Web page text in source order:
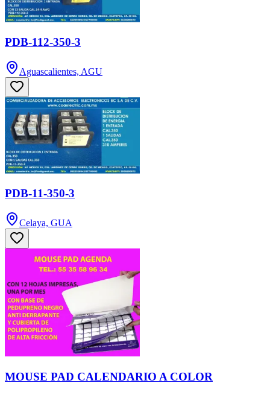
PDB-112-350-3
Aguascalientes, AGU
PDB-11-350-3
Celaya, GUA
MOUSE PAD CALENDARIO A COLOR